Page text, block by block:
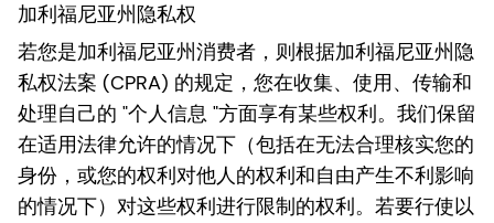
加利福尼亚州隐私权
若您是加利福尼亚州消费者，则根据加利福尼亚州隐
私权法案 (CPRA) 的规定，您在收集、使用、传输和
处理自己的 "个人信息 "方面享有某些权利。我们保留
在适用法律允许的情况下（包括在无法合理核实您的
身份，或您的权利对他人的权利和自由产生不利影响
的情况下）对这些权利进行限制的权利。若要行使以